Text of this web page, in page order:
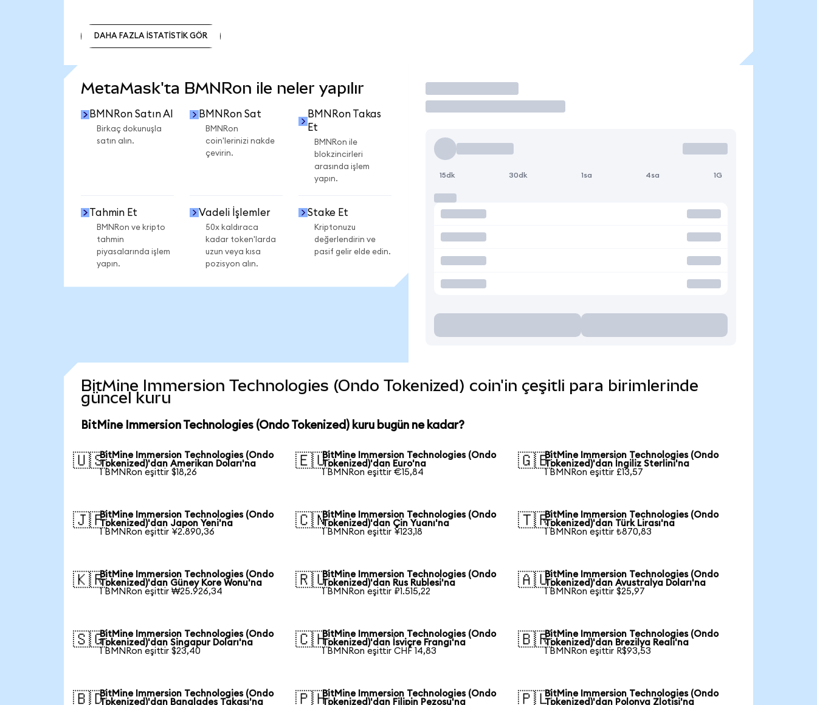
DAHA FAZLA İSTATİSTİK GÖR
MetaMask'ta BMNRon ile neler yapılır
BMNRon Satın Al
Birkaç dokunuşla
satın alın.
BMNRon Sat
BMNRon
coin'lerinizi nakde
çevirin.
BMNRon Takas
Et
BMNRon ile
blokzincirleri
arasında işlem
yapın.
Tahmin Et
BMNRon ve kripto
tahmin
piyasalarında işlem
yapın.
Vadeli İşlemler
50x kaldıraca
kadar token'larda
uzun veya kısa
pozisyon alın.
Stake Et
Kriptonuzu
değerlendirin ve
pasif gelir elde edin.
İşlem Yap
15dk 30dk 1sa 4sa 1G
BitMine Immersion Technologies (Ondo Tokenized) coin'in çeşitli para birimlerinde
güncel kuru
BitMine Immersion Technologies (Ondo Tokenized) kuru bugün ne kadar?
🇺🇸BitMine Immersion Technologies (Ondo
Tokenized)'dan Amerikan Doları'na
1 BMNRon eşittir $18,26
🇪🇺BitMine Immersion Technologies (Ondo
Tokenized)'dan Euro'na
1 BMNRon eşittir €15,84
🇬🇧BitMine Immersion Technologies (Ondo
Tokenized)'dan İngiliz Sterlini'na
1 BMNRon eşittir £13,57
🇯🇵BitMine Immersion Technologies (Ondo
Tokenized)'dan Japon Yeni'na
1 BMNRon eşittir ¥2.890,36
🇨🇳BitMine Immersion Technologies (Ondo
Tokenized)'dan Çin Yuanı'na
1 BMNRon eşittir ¥123,18
🇹🇷BitMine Immersion Technologies (Ondo
Tokenized)'dan Türk Lirası'na
1 BMNRon eşittir ₺870,83
🇰🇷BitMine Immersion Technologies (Ondo
Tokenized)'dan Güney Kore Wonu'na
1 BMNRon eşittir ₩25.926,34
🇷🇺BitMine Immersion Technologies (Ondo
Tokenized)'dan Rus Rublesi'na
1 BMNRon eşittir ₽1.515,22
🇦🇺BitMine Immersion Technologies (Ondo
Tokenized)'dan Avustralya Doları'na
1 BMNRon eşittir $25,97
🇸🇬BitMine Immersion Technologies (Ondo
Tokenized)'dan Singapur Doları'na
1 BMNRon eşittir $23,40
🇨🇭BitMine Immersion Technologies (Ondo
Tokenized)'dan İsviçre Frangı'na
1 BMNRon eşittir CHF 14,83
🇧🇷BitMine Immersion Technologies (Ondo
Tokenized)'dan Brezilya Reali'na
1 BMNRon eşittir R$93,53
🇧🇩BitMine Immersion Technologies (Ondo
Tokenized)'dan Bangladeş Takası'na
🇵🇭BitMine Immersion Technologies (Ondo
Tokenized)'dan Filipin Pezosu'na
🇵🇱BitMine Immersion Technologies (Ondo
Tokenized)'dan Polonya Zlotisi'na